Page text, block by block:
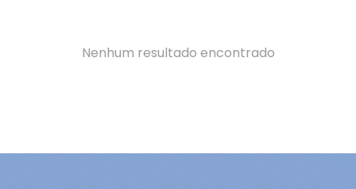
Nenhum resultado encontrado